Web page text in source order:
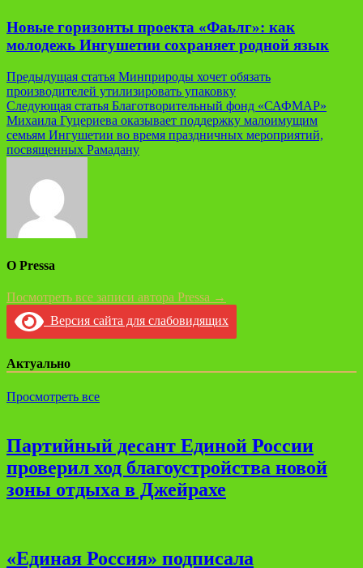
Новые горизонты проекта «Фаьлг»: как
молодежь Ингушетии сохраняет родной язык
Навигация
по
записям
Предыдущая статья Минприроды хочет обязать
производителей утилизировать упаковку
Следующая статья Благотворительный фонд «САФМАР»
Михаила Гуцериева оказывает поддержку малоимущим
семьям Ингушетии во время праздничных мероприятий,
посвященных Рамадану
О Pressa
Посмотреть все записи автора Pressa →
Версия сайта для слабовидящих
Актуально
Просмотреть все
Партийный десант Единой России
проверил ход благоустройства новой
зоны отдыха в Джейрахе
«Единая Россия» подписала